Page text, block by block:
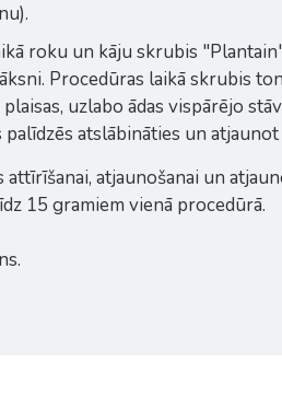
roku un kāju skrubis
Procedūras laikā skrubis
uzlabo ādas vispārējo
atslābināties un
atjaunošanai un
15 gramiem vienā procedūrā.